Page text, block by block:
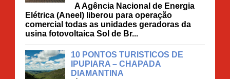
A Agência Nacional de Energia
Elétrica (Aneel) liberou para operação
comercial todas as unidades geradoras da
usina fotovoltaica Sol de Br...
10 PONTOS TURISTICOS DE
IPUPIARA – CHAPADA
DIAMANTINA